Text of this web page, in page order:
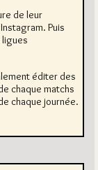
de leur
Puis
ligues
éditer des
chaque matchs
chaque journée.